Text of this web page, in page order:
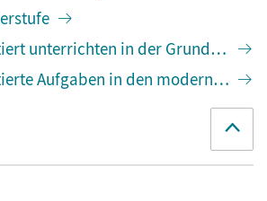
unterrichten in der Grundschule
Aufgaben in den modernen